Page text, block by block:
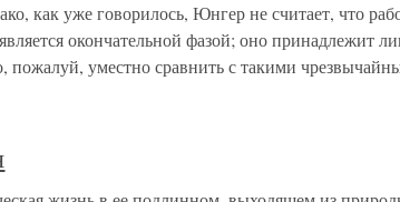
как уже говорилось, Юнгер не считает, что
окончательной фазой; оно принадлежит
пожалуй, уместно сравнить с такими